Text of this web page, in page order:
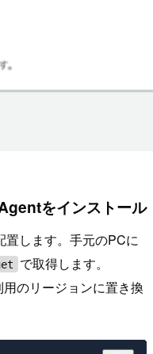
をインストール
します。手元のPCに
で取得します。
のリージョンに置き換